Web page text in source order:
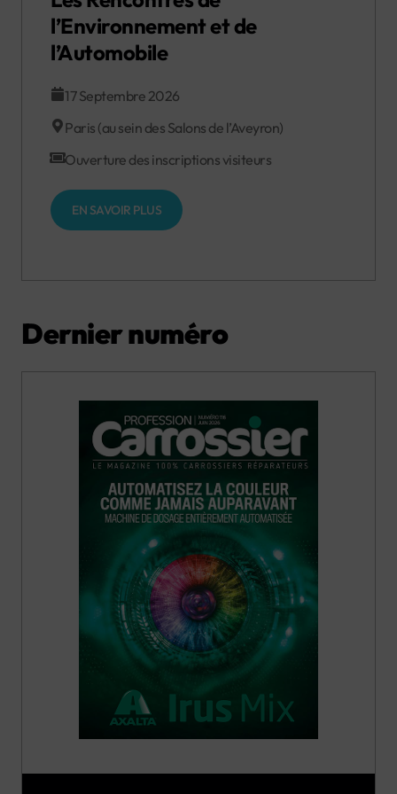
l’Environnement et de
l’Automobile
17 Septembre 2026
Paris (au sein des Salons de l’Aveyron)
Ouverture des inscriptions visiteurs
EN SAVOIR PLUS
Dernier numéro